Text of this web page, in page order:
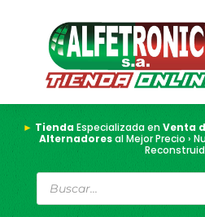
► TiendaEspecializada enVenta
Alternadoresal Mejor Precio ›
Búsqueda
de
productos